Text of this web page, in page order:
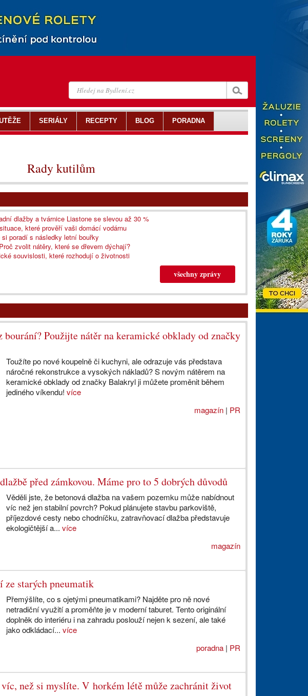
Rady kutilům
dlažby a tvárnice Liastone se slevou až 30 %
které prověří vaši domácí vodárnu
poradí s následky letní bouřky
zvolit nátěry, které se dřevem dýchají?
souvislosti, které rozhodují o životnosti
všechny zprávy
bourání? Použijte nátěr na keramické obklady od značky
Toužíte po nové koupelně či kuchyni, ale odrazuje vás představa
náročné rekonstrukce a vysokých nákladů? S novým nátěrem na
keramické obklady od značky Balakryl ji můžete proměnit během
jediného víkendu!více
magazín| PR
před zámkovou. Máme pro to 5 dobrých důvodů
Věděli jste, že betonová dlažba na vašem pozemku může nabídnout
víc než jen stabilní povrch? Pokud plánujete stavbu parkoviště,
příjezdové cesty nebo chodníčku, zatravňovací dlažba představuje
ekologičtější a...více
magazín
ze starých pneumatik
Přemýšlíte, co s ojetými pneumatikami? Najděte pro ně nové
netradiční využití a proměňte je v moderní taburet. Tento originální
doplněk do interiéru i na zahradu poslouží nejen k sezení, ale také
jako odkládací...více
poradna| PR
víc, než si myslíte. V horkém létě může zachránit život
SERIÁLY RECEPTY BLOG PORADNA